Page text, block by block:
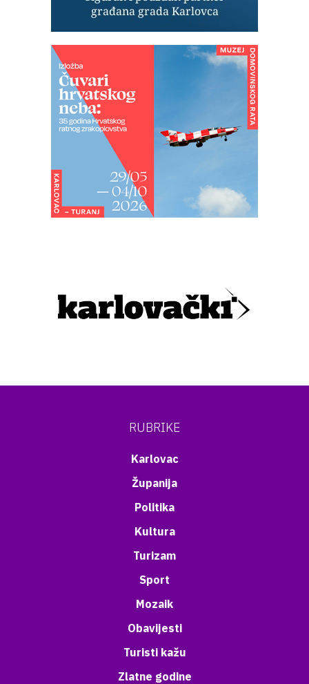
RUBRIKE
Karlovac
Županija
Politika
Kultura
Turizam
Sport
Mozaik
Obavijesti
Turisti kažu
Zlatne godine